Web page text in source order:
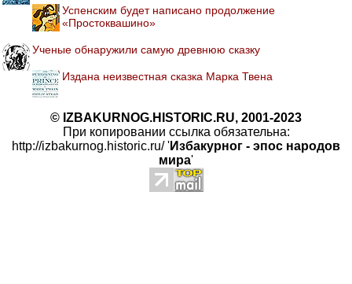
Успенским будет написано продолжение
«Простоквашино»
Ученые обнаружили самую древнюю сказку
Издана неизвестная сказка Марка Твена
© IZBAKURNOG.HISTORIC.RU, 2001-2023
При копировании ссылка обязательна:
http://izbakurnog.historic.ru/ 'Избакурног - эпос народов
мира'